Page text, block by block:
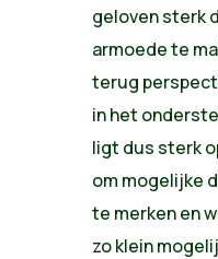
geloven sterk
armoede te
terug
in het
ligt dus sterk
om mogelijke
te merken en
zo klein